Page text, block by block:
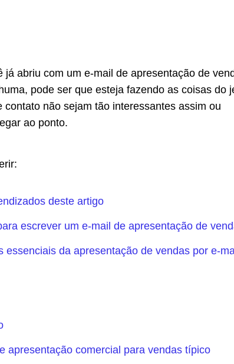
já abriu com um e-mail de apresentação de
pode ser que esteja fazendo as coisas do
contato não sejam tão interessantes assim ou
ao ponto.
deste artigo
escrever um e-mail de apresentação de
essenciais da apresentação de vendas por e-
apresentação comercial para vendas típico